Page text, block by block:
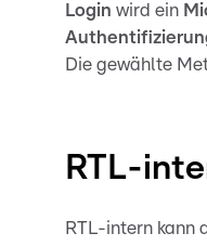
Login wird ein
Die gewählte
RTL-
RTL-intern kann